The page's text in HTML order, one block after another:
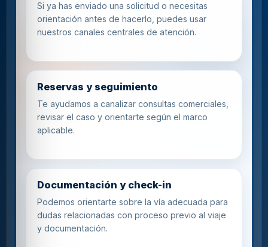
Si ya has enviado una solicitud o necesitas
orientación antes de hacerlo, puedes usar
nuestros canales centrales de atención.
Reservas y seguimiento
Te ayudamos a canalizar consultas comerciales,
revisar el caso y orientarte según el marco
aplicable.
Documentación y check-in
Podemos orientarte sobre la vía adecuada para
dudas relacionadas con proceso previo al viaje
y documentación.